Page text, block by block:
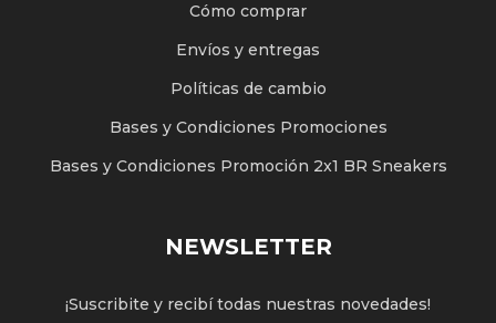
Cómo comprar
Envíos y entregas
Políticas de cambio
Bases y Condiciones Promociones
Bases y Condiciones Promoción 2x1 BR Sneakers
NEWSLETTER
¡Suscribite y recibí todas nuestras novedades!